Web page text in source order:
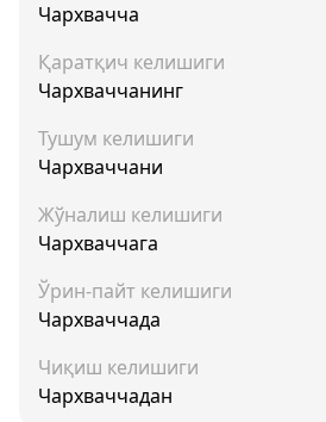
Чархвачча
Қаратқич келишиги
Чархваччанинг
Тушум келишиги
Чархваччани
Жўналиш келишиги
Чархваччага
Ўрин-пайт келишиги
Чархваччада
Чиқиш келишиги
Чархваччадан